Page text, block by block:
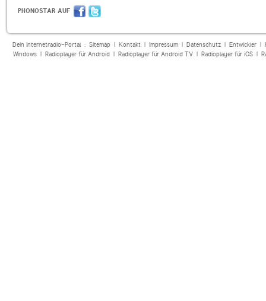
PHONOSTAR AUF
Dein Internetradio-Portal : Sitemap| Kontakt| Impressum| Datenschutz| Entwickler|
Windows| Radioplayer für Android| Radioplayer für Android TV| Radioplayer für iOS|